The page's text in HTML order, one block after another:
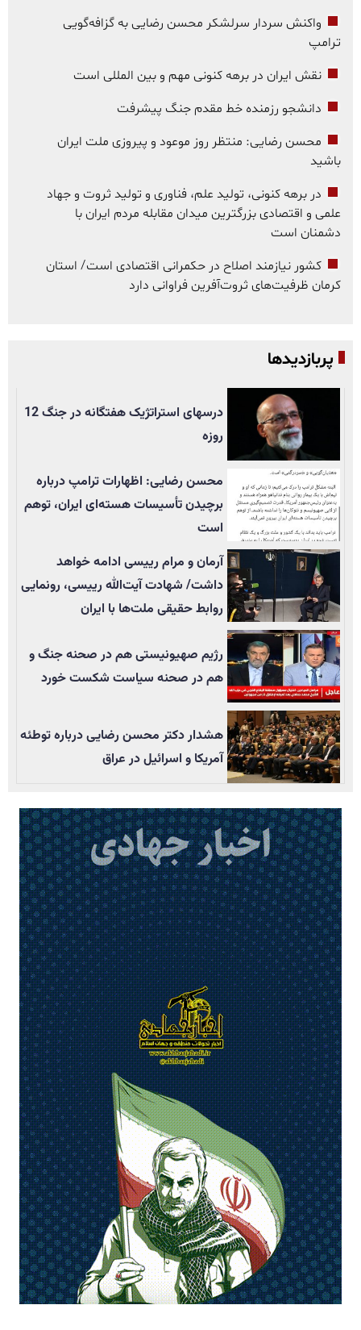
واکنش سردار سرلشکر محسن رضایی به گزافه‌گویی
ترامپ
نقش ایران در برهه کنونی مهم و بین المللی است
دانشجو رزمنده خط مقدم جنگ پیشرفت
محسن رضایی: منتظر روز موعود و پیروزی ملت ایران
باشید
در برهه کنونی، تولید علم، فناوری و تولید ثروت و جهاد
علمی و اقتصادی بزرگترین میدان مقابله مردم ایران با
دشمنان است
کشور نیازمند اصلاح در حکمرانی اقتصادی است/ استان
کرمان ظرفیت‌های ثروت‌آفرین فراوانی دارد
پربازدیدها
درسهای استراتژیک هفتگانه در جنگ 12
روزه
محسن رضایی: اظهارات ترامپ درباره
برچیدن تأسيسات هسته‌ای ایران، توهم
است
آرمان و مرام رییسی ادامه خواهد
داشت/ شهادت آیت‌الله رییسی، رونمایی
روابط حقیقی ملت‌ها با ایران
رژیم صهیونیستی هم در صحنه جنگ و
هم در صحنه سیاست شکست خورد
هشدار دکتر محسن رضایی درباره توطئه
آمریکا و اسرائیل در عراق